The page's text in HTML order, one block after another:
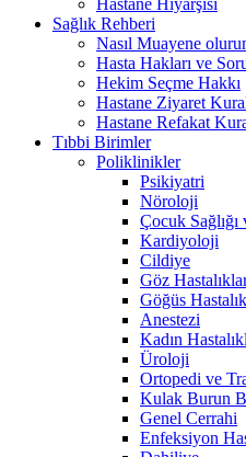
Sağlık Rehberi
Nasıl Muayene
Hasta Hakları ve
Hekim Seçme Hakkı
Hastane Ziyaret
Hastane Refakat
Tıbbi Birimler
Poliklinikler
Psikiyatri
Nöroloji
Çocuk
Kardiyoloji
Cildiye
Göz
Göğüs
Anestezi
Kadın
Üroloji
Ortopedi ve
Kulak Burun
Genel Cerrahi
Enfeksiyon